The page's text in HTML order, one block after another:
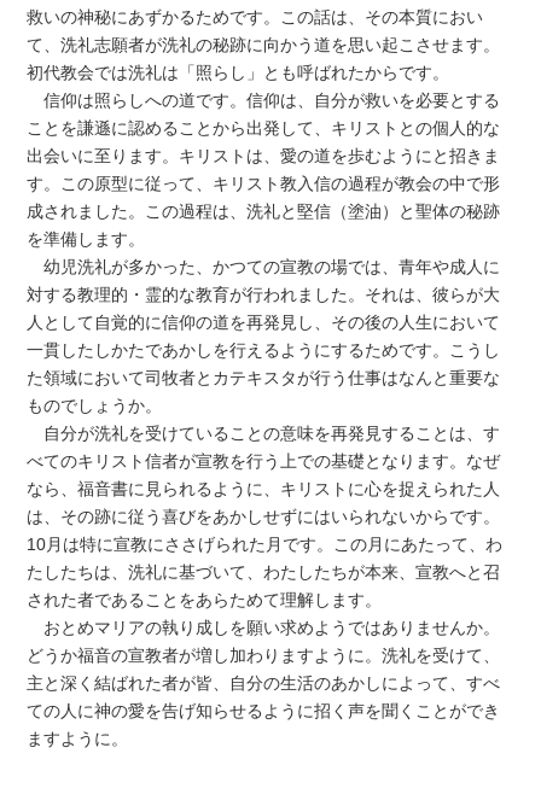
救いの神秘にあずかるためです。この話は、その本質におい
て、洗礼志願者が洗礼の秘跡に向かう道を思い起こさせます。
初代教会では洗礼は「照らし」とも呼ばれたからです。
信仰は照らしへの道です。信仰は、自分が救いを必要とする
ことを謙遜に認めることから出発して、キリストとの個人的な
出会いに至ります。キリストは、愛の道を歩むようにと招きま
す。この原型に従って、キリスト教入信の過程が教会の中で形
成されました。この過程は、洗礼と堅信（塗油）と聖体の秘跡
を準備します。
幼児洗礼が多かった、かつての宣教の場では、青年や成人に
対する教理的・霊的な教育が行われました。それは、彼らが大
人として自覚的に信仰の道を再発見し、その後の人生において
一貫したしかたであかしを行えるようにするためです。こうし
た領域において司牧者とカテキスタが行う仕事はなんと重要な
ものでしょうか。
自分が洗礼を受けていることの意味を再発見することは、す
べてのキリスト信者が宣教を行う上での基礎となります。なぜ
なら、福音書に見られるように、キリストに心を捉えられた人
は、その跡に従う喜びをあかしせずにはいられないからです。
10月は特に宣教にささげられた月です。この月にあたって、わ
たしたちは、洗礼に基づいて、わたしたちが本来、宣教へと召
された者であることをあらためて理解します。
おとめマリアの執り成しを願い求めようではありませんか。
どうか福音の宣教者が増し加わりますように。洗礼を受けて、
主と深く結ばれた者が皆、自分の生活のあかしによって、すべ
ての人に神の愛を告げ知らせるように招く声を聞くことができ
ますように。